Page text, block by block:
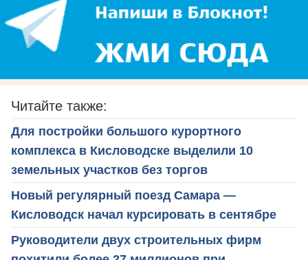
Читайте также:
Для постройки большого курортного
комплекса в Кисловодске выделили 10
земельных участков без торгов
Новый регулярный поезд Самара —
Кисловодск начал курсировать в сентябре
Руководители двух строительных фирм